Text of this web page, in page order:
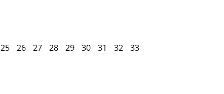
25 26 27 28 29 30 31 32
33